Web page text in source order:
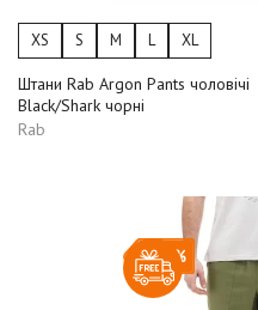
XS S M L XL
Штани Rab Argon Pants чоловічі
Black/Shark чорні
Rab
-20%